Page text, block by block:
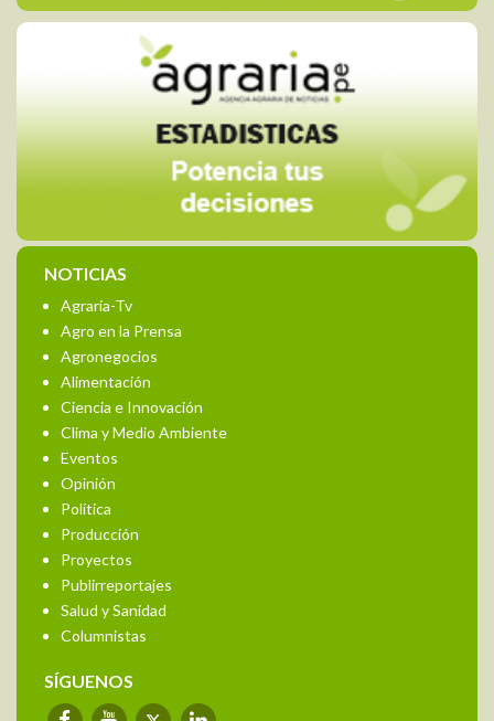
NOTICIAS
Agraria-Tv
Agro en la Prensa
Agronegocios
Alimentación
Ciencia e Innovación
Clima y Medio Ambiente
Eventos
Opinión
Política
Producción
Proyectos
Publirreportajes
Salud y Sanidad
Columnistas
SÍGUENOS